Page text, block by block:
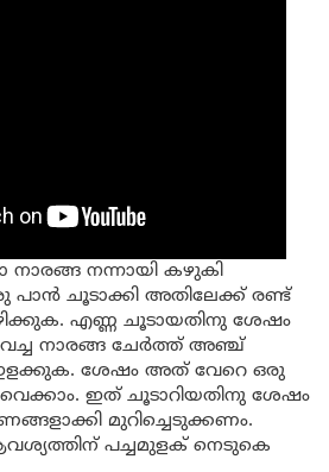
നാരങ്ങ നന്നായി കഴുകി
ചൂടാക്കി അതിലേക്ക് രണ്ട്
എണ്ണ ചൂടായതിനു ശേഷം
നാരങ്ങ ചേർത്ത് അഞ്ച്
ഇളക്കുക. ശേഷം അത് വേറെ ഒരു
വെക്കാം. ഇത് ചൂടാറിയതിനു ശേഷം
മുറിച്ചെടുക്കണം.
പച്ചമുളക് നെടുകെ